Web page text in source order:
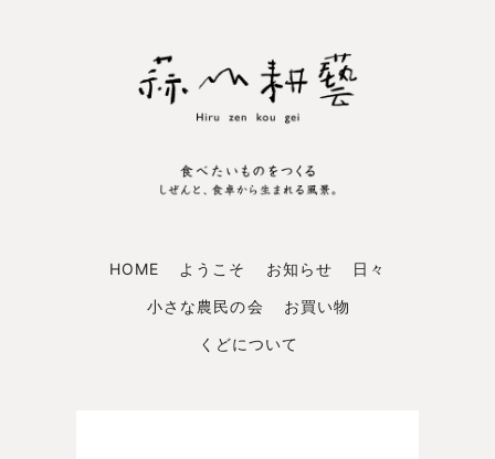
HOME ようこそ お知らせ
日々
小さな農民の会
お買い物
くどについて